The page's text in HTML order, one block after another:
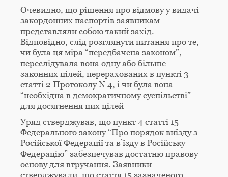
Очевидно, що рішення про відмову у видачі
закордонних паспортів заявникам
представляли собою такий захід.
Відповідно, слід розглянути питання про те,
чи була ця міра “передбачена законом”,
переслідувала вона одну або більше
законних цілей, перерахованих в пункті 3
статті 2 Протоколу N 4, і чи була вона
“необхідна в демократичному суспільстві”
для досягнення цих цілей
Уряд стверджував, що пункт 4 статті 15
Федерального закону “Про порядок виїзду з
Російської Федерації та в’їзду в Російську
Федерацію” забезпечував достатню правову
основу для втручання. Заявники